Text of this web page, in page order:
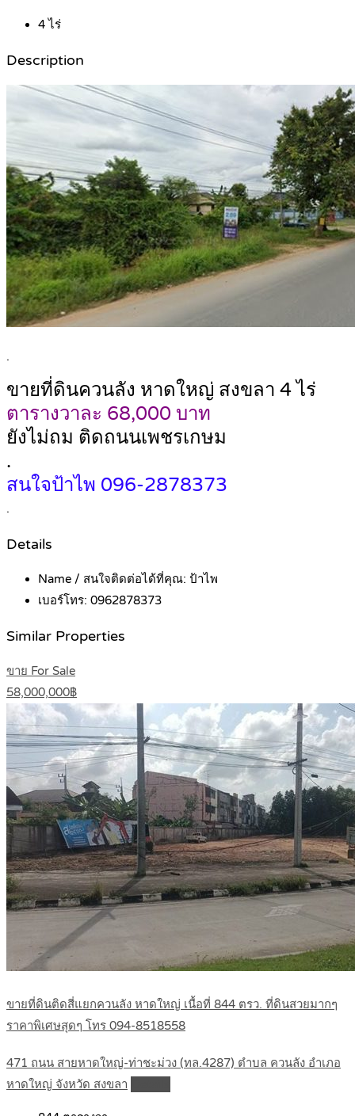
4ไร่
Description
.
ขายที่ดินควนลัง หาดใหญ่ สงขลา 4 ไร่
ตารางวาละ 68,000 บาท
ยังไม่ถม ติดถนนเพชรเกษม
.
สนใจป้าไพ 096-2878373
.
Details
Name / สนใจติดต่อได้ที่คุณ: ป้าไพ
เบอร์โทร: 0962878373
Similar Properties
ขาย For Sale
58,000,000฿
ขายที่ดินติดสี่แยกควนลัง หาดใหญ่ เนื้อที่ 844 ตรว. ที่ดินสวยมากๆ
ราคาพิเศษสุดๆ โทร 094-8518558
471 ถนน สายหาดใหญ่-ท่าชะม่วง (ทล.4287) ตำบล ควนลัง อำเภอ
หาดใหญ่ จังหวัด สงขลา